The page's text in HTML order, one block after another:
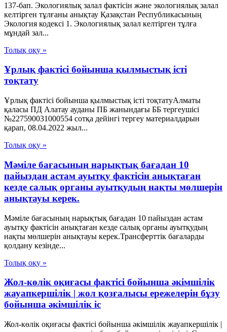
137-бап. Экологиялық залал фактісін және экологиялық залал
келтірген тұлғаны анықтау Қазақстан Республикасының
Экология кодексі 1. Экологиялық залал келтірген тұлға
мұндай зал...
Толық оқу »
Ұрлық фактісі бойынша қылмыстық істі
тоқтату
Ұрлық фактісі бойынша қылмыстық істі тоқтатуАлматы
қаласы ПД Алатау ауданы ПБ жанындағы ББ тергеушісі
№227590031000554 сотқа дейінгі тергеу материалдарын
қарап, 08.04.2022 жыл...
Толық оқу »
Мәміле бағасының нарықтық бағадан 10
пайыздан астам ауытқу фактісін анықтаған
кезде салық органы ауытқудың нақты мөлшерін
анықтауы керек.
Мәміле бағасының нарықтық бағадан 10 пайыздан астам
ауытқу фактісін анықтаған кезде салық органы ауытқудың
нақты мөлшерін анықтауы керек.Трансферттік бағаларды
қолдану кезінде...
Толық оқу »
Жол-көлік оқиғасы фактісі бойынша әкімшілік
жауапкершілік | жол қозғалысы ережелерін бұзу
бойынша әкімшілік іс
Жол-көлік оқиғасы фактісі бойынша әкімшілік жауапкершілік |